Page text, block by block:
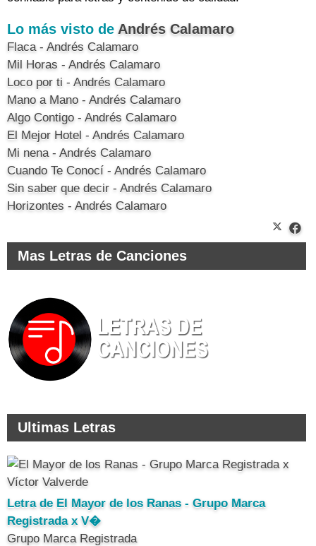
Lo más visto de Andrés Calamaro
Flaca - Andrés Calamaro
Mil Horas - Andrés Calamaro
Loco por ti - Andrés Calamaro
Mano a Mano - Andrés Calamaro
Algo Contigo - Andrés Calamaro
El Mejor Hotel - Andrés Calamaro
Mi nena - Andrés Calamaro
Cuando Te Conocí - Andrés Calamaro
Sin saber que decir - Andrés Calamaro
Horizontes - Andrés Calamaro
Mas Letras de Canciones
Ultimas Letras
Letra de El Mayor de los Ranas - Grupo Marca
Registrada x V�
Grupo Marca Registrada